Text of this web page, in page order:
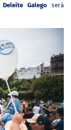
Deleite Galego será